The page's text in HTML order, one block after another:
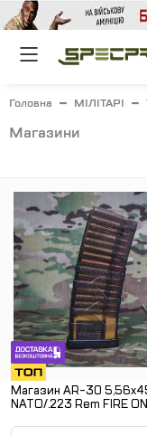
Головна МІЛІТАРІ
магазини
Магазин АR-30
NATO/.223 Rem FIRE